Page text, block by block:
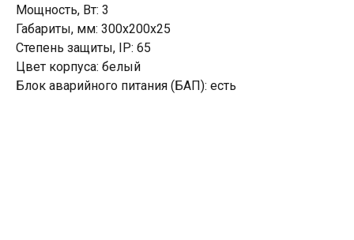
Мощность, Вт: 3
Габариты, мм: 300х200х25
Степень защиты, IP: 65
Цвет корпуса: белый
Блок аварийного питания (БАП): есть